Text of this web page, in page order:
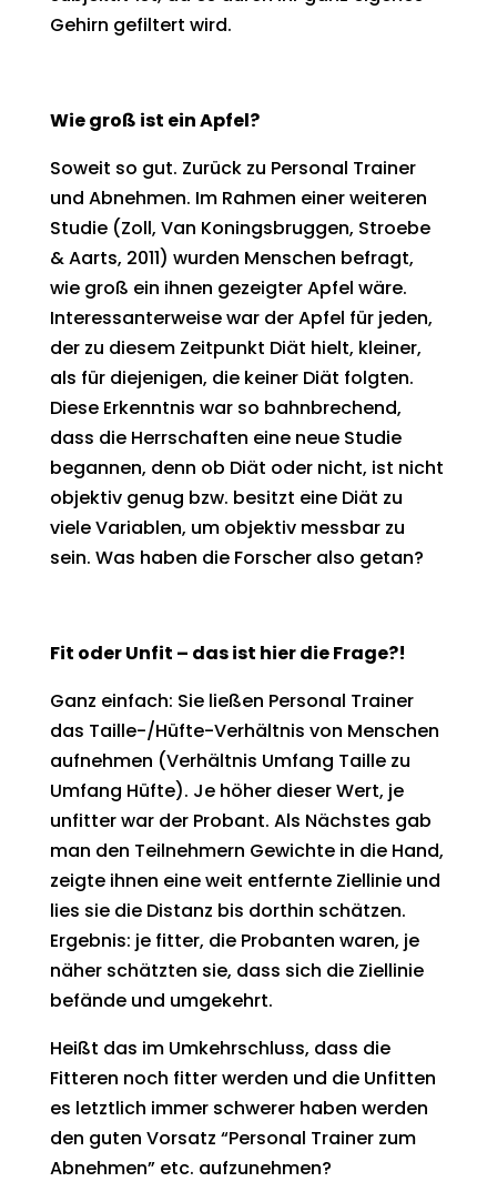
Gehirn gefiltert wird.
Wie groß ist ein Apfel?
Soweit so gut. Zurück zu Personal Trainer
und Abnehmen. Im Rahmen einer weiteren
Studie (Zoll, Van Koningsbruggen, Stroebe
& Aarts, 2011) wurden Menschen befragt,
wie groß ein ihnen gezeigter Apfel wäre.
Interessanterweise war der Apfel für jeden,
der zu diesem Zeitpunkt Diät hielt, kleiner,
als für diejenigen, die keiner Diät folgten.
Diese Erkenntnis war so bahnbrechend,
dass die Herrschaften eine neue Studie
begannen, denn ob Diät oder nicht, ist nicht
objektiv genug bzw. besitzt eine Diät zu
viele Variablen, um objektiv messbar zu
sein. Was haben die Forscher also getan?
Fit oder Unfit – das ist hier die Frage?!
Ganz einfach: Sie ließen Personal Trainer
das Taille-/Hüfte-Verhältnis von Menschen
aufnehmen (Verhältnis Umfang Taille zu
Umfang Hüfte). Je höher dieser Wert, je
unfitter war der Probant. Als Nächstes gab
man den Teilnehmern Gewichte in die Hand,
zeigte ihnen eine weit entfernte Ziellinie und
lies sie die Distanz bis dorthin schätzen.
Ergebnis: je fitter, die Probanten waren, je
näher schätzten sie, dass sich die Ziellinie
befände und umgekehrt.
Heißt das im Umkehrschluss, dass die
Fitteren noch fitter werden und die Unfitten
es letztlich immer schwerer haben werden
den guten Vorsatz “Personal Trainer zum
Abnehmen” etc. aufzunehmen?